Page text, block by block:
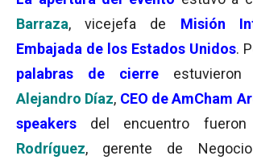
Barraza, vicejefa de Misión
Embajada de los Estados Unidos.
palabras de cierre
Alejandro Díaz, CEO de AmCham
speakers del encuentro fueron
Rodríguez, gerente de